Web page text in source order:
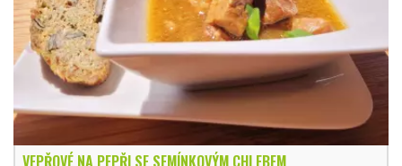
VEPŘOVÉ NA PEPŘI SE SEMÍNKOVÝM CHLEBEM